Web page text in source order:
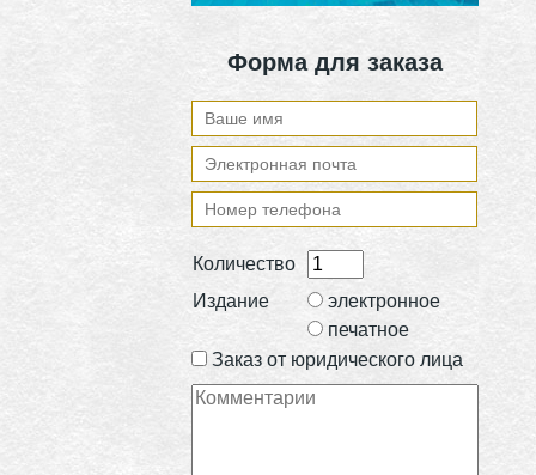
Форма для заказа
Количество
Издание
электронное
печатное
Заказ от юридического лица